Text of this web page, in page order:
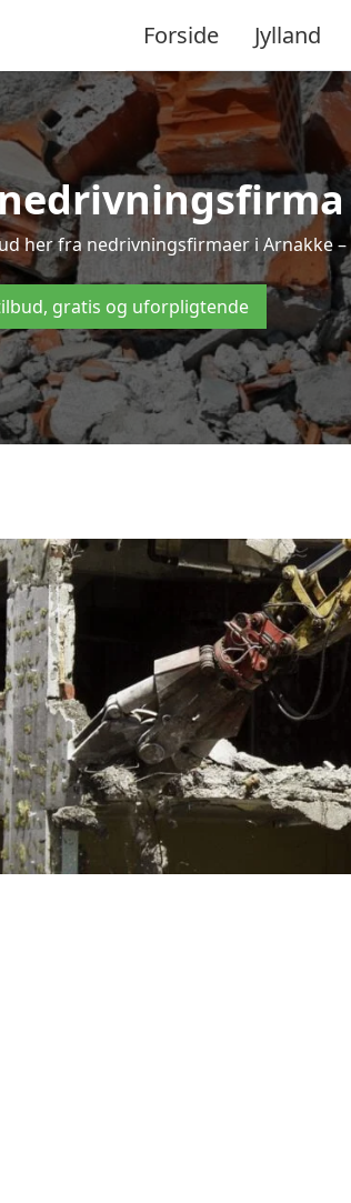
Forside Jylland
her fra nedrivningsfirmaer i Arnakke
gratis og uforpligtende